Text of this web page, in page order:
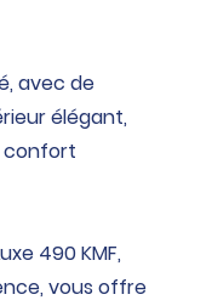
avec de
élégant,
confort
490 KMF,
vous offre